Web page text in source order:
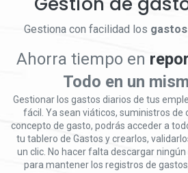
Gestiona con facilidad los
Ahorra tiempo en
Todo en un
Gestionar los gastos diarios de tus
fácil. Ya sean viáticos, suministros de
concepto de gasto, podrás acceder a
tu tablero de Gastos y crearlos,
un clic. No hacer falta descargar
para mantener los registros de